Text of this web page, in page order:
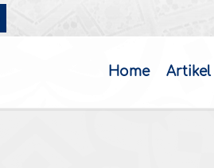
Home Artikel